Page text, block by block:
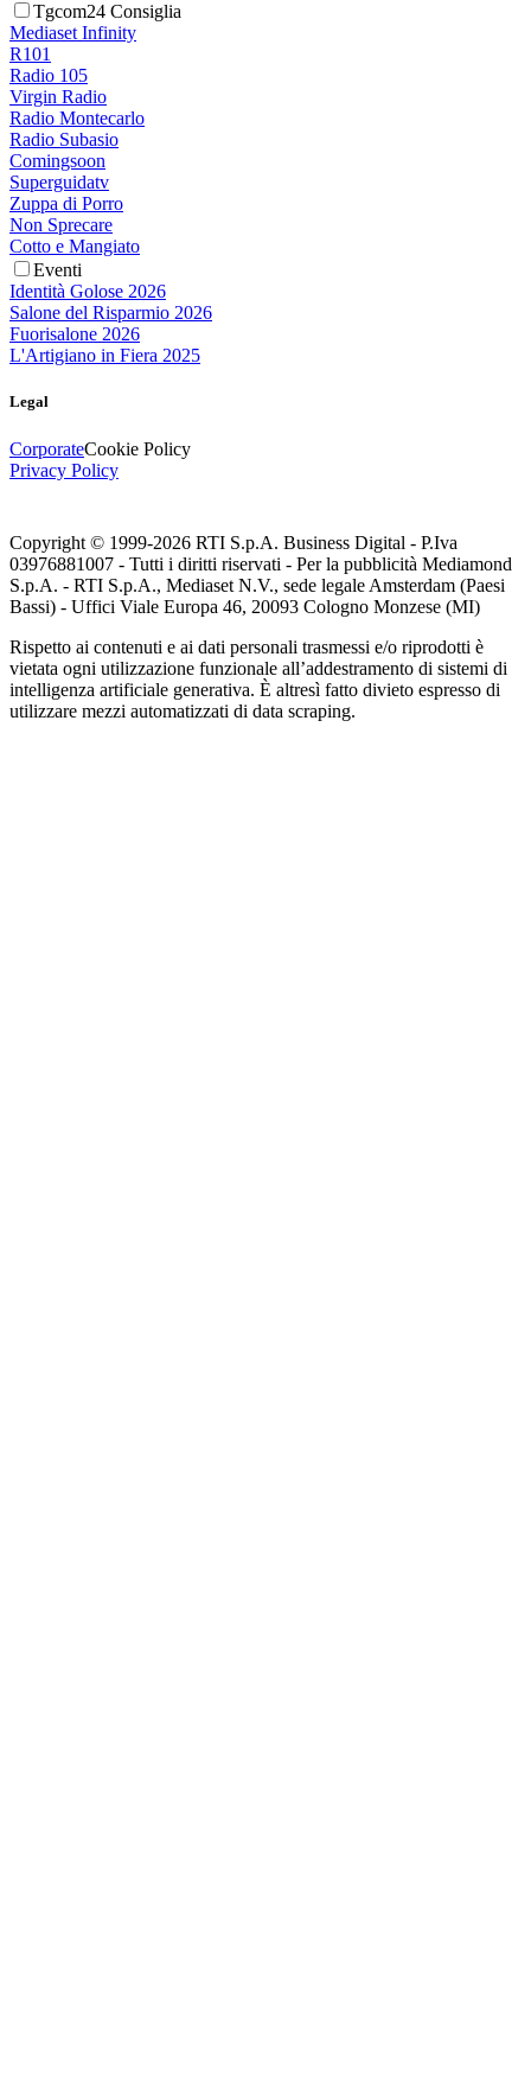
Tgcom24 Consiglia
Mediaset Infinity
R101
Radio 105
Virgin Radio
Radio Montecarlo
Radio Subasio
Comingsoon
Superguidatv
Zuppa di Porro
Non Sprecare
Cotto e Mangiato
Eventi
Identità Golose 2026
Salone del Risparmio 2026
Fuorisalone 2026
L'Artigiano in Fiera 2025
Legal
CorporateCookie Policy
Privacy Policy
Copyright © 1999-2026 RTI S.p.A. Business Digital - P.Iva
03976881007 - Tutti i diritti riservati - Per la pubblicità Mediamond
S.p.A. - RTI S.p.A., Mediaset N.V., sede legale Amsterdam (Paesi
Bassi) - Uffici Viale Europa 46, 20093 Cologno Monzese (MI)
Rispetto ai contenuti e ai dati personali trasmessi e/o riprodotti è
vietata ogni utilizzazione funzionale all’addestramento di sistemi di
intelligenza artificiale generativa. È altresì fatto divieto espresso di
utilizzare mezzi automatizzati di data scraping.